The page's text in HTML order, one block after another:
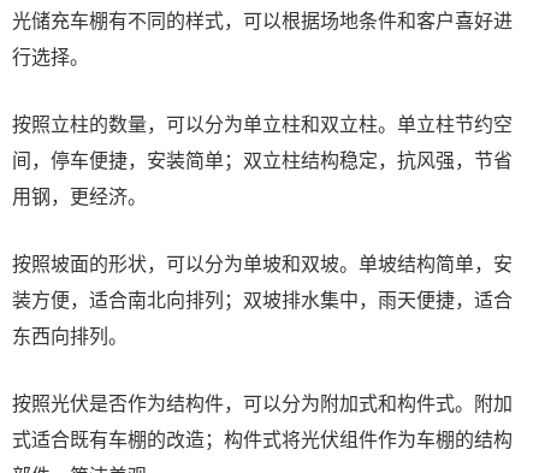
光储充车棚有不同的样式，可以根据场地条件和客户喜好进
行选择。
按照立柱的数量，可以分为单立柱和双立柱。单立柱节约空
间，停车便捷，安装简单；双立柱结构稳定，抗风强，节省
用钢，更经济。
按照坡面的形状，可以分为单坡和双坡。单坡结构简单，安
装方便，适合南北向排列；双坡排水集中，雨天便捷，适合
东西向排列。
按照光伏是否作为结构件，可以分为附加式和构件式。附加
式适合既有车棚的改造；构件式将光伏组件作为车棚的结构